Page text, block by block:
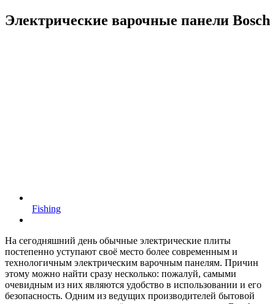
Электрические варочные панели Bosch
Fishing
На сегодняшний день обычные электрические плиты
постепенно уступают своё место более современным и
технологичным электрическим варочным панелям. Причин
этому можно найти сразу несколько: пожалуй, самыми
очевидным из них являются удобство в использовании и его
безопасность. Одним из ведущих производителей бытовой